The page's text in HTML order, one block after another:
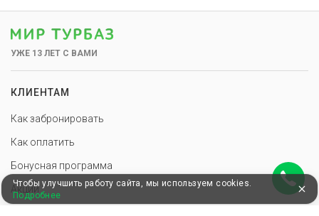
УЖЕ 13 ЛЕТ С ВАМИ
КЛИЕНТАМ
Как забронировать
Как оплатить
Бонусная программа
Акции
Чтобы улучшить работу сайта, мы используем cookies.
Подробнее